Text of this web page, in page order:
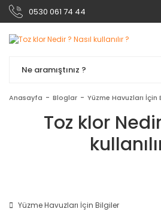
0530 061 74 44
Anasayfa Bloglar Yüzme Havuzları İçin
Toz klor
Yüzme Havuzları İçin Bilgiler